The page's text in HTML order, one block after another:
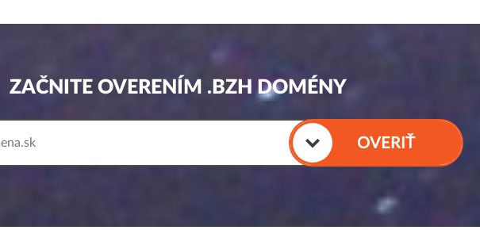
ZAČNITE OVERENÍM .BZH DOMÉNY
OVERIŤ